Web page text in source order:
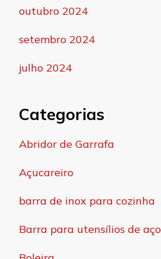
outubro 2024
setembro 2024
julho 2024
Categorias
Abridor de Garrafa
Açucareiro
barra de inox para cozinha
Barra para utensílios de